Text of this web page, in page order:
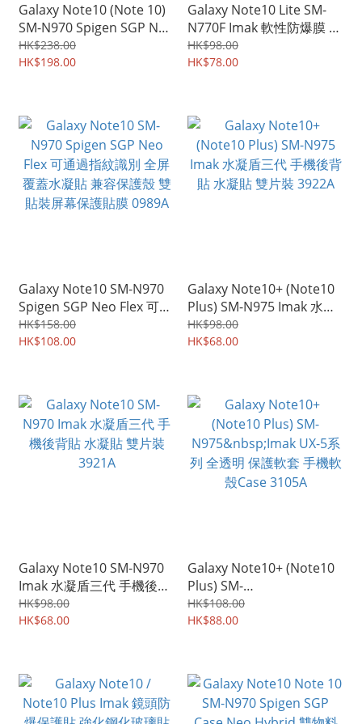
Galaxy Note10 (Note 10)
SM-N970 Spigen SGP Neo
Hybrid NC 保護套 座枱手
機殼Case 0129A
HK$238.00
HK$198.00
Galaxy Note10 Lite SM-
N770F Imak 軟性防爆膜 屏
幕保護貼 防花膜 防刮TPU
膠貼 0218A
HK$98.00
HK$78.00
Galaxy Note10 SM-N970
Spigen SGP Neo Flex 可通
過指紋識別 全屏覆蓋水凝
貼 兼容保護殼 雙貼裝屏幕
HK$158.00
HK$108.00
Galaxy Note10+ (Note10
Plus) SM-N975 Imak 水凝
盾三代 手機後背貼 水凝貼
雙片裝 3922A
HK$98.00
HK$68.00
Galaxy Note10 SM-N970
Imak 水凝盾三代 手機後背
貼 水凝貼 雙片裝 3921A
HK$98.00
HK$68.00
Galaxy Note10+ (Note10
Plus) SM-
N975&nbsp;Imak UX-5系
列 全透明 保護軟套 手機軟
HK$108.00
HK$88.00